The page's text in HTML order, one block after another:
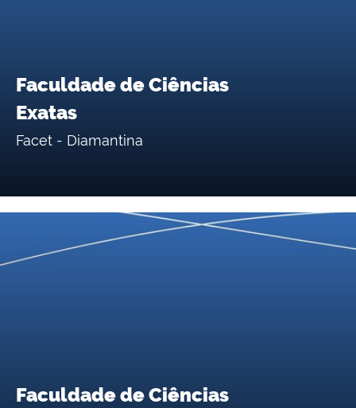
Faculdade de Ciências
Exatas
Facet - Diamantina
Faculdade de Ciências